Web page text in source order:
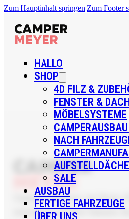
Zum Hauptinhalt springen Zum Footer
HALLO
SHOP
4D FILZ &
FENSTER &
MÖBELSYSTEME
NACH
SALE
AUSBAU
FERTIGE FAHRZEUGE
ÜBER UNS
CamperMeyer ist
sondern sicher bauen